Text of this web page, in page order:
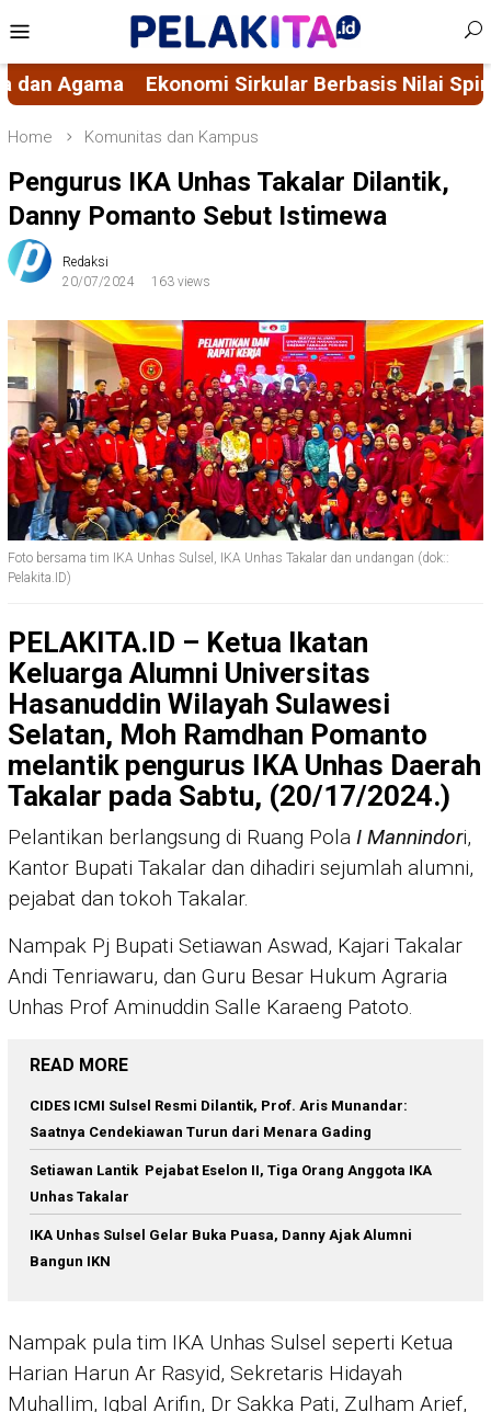
to
content
Menu
Berbasis Nilai Spiritual, Mengubah Masalah
Home Komunitas dan Kampus
Pengurus IKA Unhas Takalar Dilantik,
Danny Pomanto Sebut Istimewa
Redaksi
20/07/2024
163 views
Foto bersama tim IKA Unhas Sulsel, IKA Unhas Takalar dan undangan (dok::
Pelakita.ID)
PELAKITA.ID – Ketua Ikatan
Keluarga Alumni Universitas
Hasanuddin Wilayah Sulawesi
Selatan, Moh Ramdhan Pomanto
melantik pengurus IKA Unhas Daerah
Takalar pada Sabtu, (20/17/2024.)
Pelantikan berlangsung di Ruang Pola I Mannindori,
Kantor Bupati Takalar dan dihadiri sejumlah alumni,
pejabat dan tokoh Takalar.
Nampak Pj Bupati Setiawan Aswad, Kajari Takalar
Andi Tenriawaru, dan Guru Besar Hukum Agraria
Unhas Prof Aminuddin Salle Karaeng Patoto.
READ MORE
CIDES ICMI Sulsel Resmi Dilantik, Prof. Aris Munandar:
Saatnya Cendekiawan Turun dari Menara Gading
Setiawan Lantik Pejabat Eselon II, Tiga Orang Anggota IKA
Unhas Takalar
IKA Unhas Sulsel Gelar Buka Puasa, Danny Ajak Alumni
Bangun IKN
Nampak pula tim IKA Unhas Sulsel seperti Ketua
Harian Harun Ar Rasyid, Sekretaris Hidayah
Muhallim, Iqbal Arifin, Dr Sakka Pati, Zulham Arief,